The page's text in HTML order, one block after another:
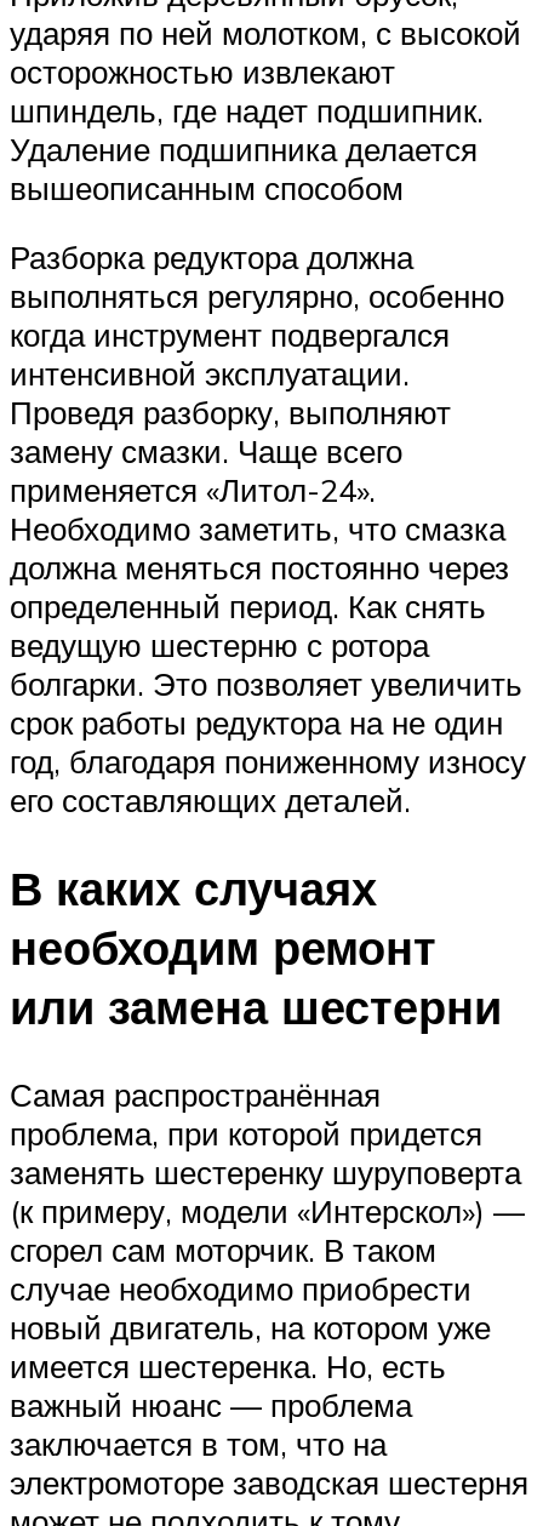
ударяя по ней молотком, с высокой
осторожностью извлекают
шпиндель, где надет подшипник.
Удаление подшипника делается
вышеописанным способом
Разборка редуктора должна
выполняться регулярно, особенно
когда инструмент подвергался
интенсивной эксплуатации.
Проведя разборку, выполняют
замену смазки. Чаще всего
применяется «Литол-24».
Необходимо заметить, что смазка
должна меняться постоянно через
определенный период. Как снять
ведущую шестерню с ротора
болгарки. Это позволяет увеличить
срок работы редуктора на не один
год, благодаря пониженному износу
его составляющих деталей.
В каких случаях
необходим ремонт
или замена шестерни
Самая распространённая
проблема, при которой придется
заменять шестеренку шуруповерта
(к примеру, модели «Интерскол») —
сгорел сам моторчик. В таком
случае необходимо приобрести
новый двигатель, на котором уже
имеется шестеренка. Но, есть
важный нюанс — проблема
заключается в том, что на
электромоторе заводская шестерня